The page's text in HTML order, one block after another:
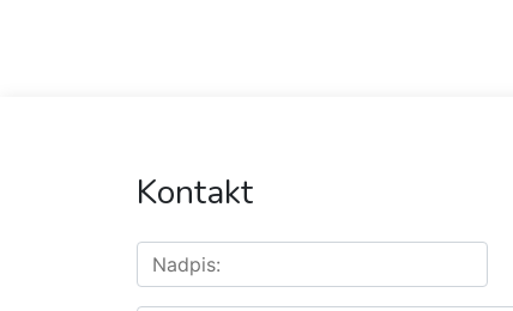
Kontakt